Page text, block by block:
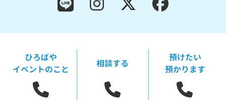
ひろばや
イベントのこと
相談する
預けたい
預かります